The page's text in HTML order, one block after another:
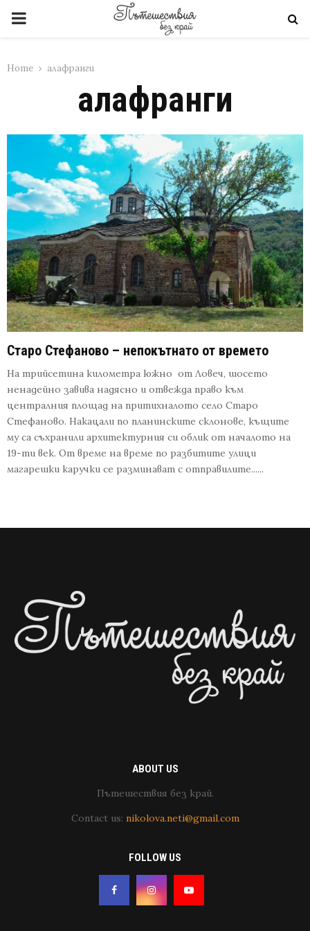
PRIMARY
Home алафранги
алафранги
Старо Стефаново – непокътнато от времето
На трийсетина километра южно от Ловеч, шосето
ненадейно завива надясно и отвежда право към
централния площад на притихналото село Старо
Стефаново. Накацали по планинските склонове, къщите
му са съхранили архитектурния си облик от началото на
19-ти век. От време на време по разбитите улици
магарешки каручки се разминават с отправилите......
ABOUT US
Пътешествия без край.
Contact us: nikolova.neti@gmail.com
FOLLOW US